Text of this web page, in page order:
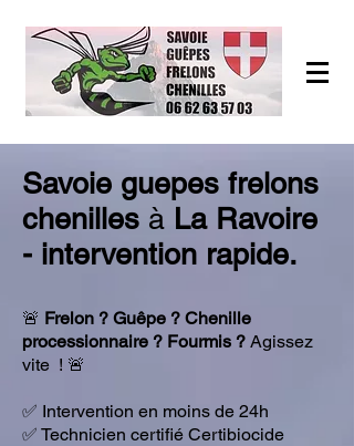
Savoie guepes frelons
chenilles à La Ravoire
- intervention rapide.
🚨 Frelon ? Guêpe ? Chenille
processionnaire ? Fourmis ? Agissez
vite ! 🚨
​✅ Intervention en moins de 24h
✅ Technicien certifié Certibiocide